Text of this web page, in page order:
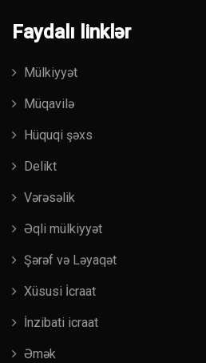
Faydalı linklər
Mülkiyyət
Müqavilə
Hüquqi şəxs
Delikt
Vərəsəlik
Əqli mülkiyyət
Şərəf və Ləyaqət
Xüsusi İcraat
İnzibati icraat
Əmək